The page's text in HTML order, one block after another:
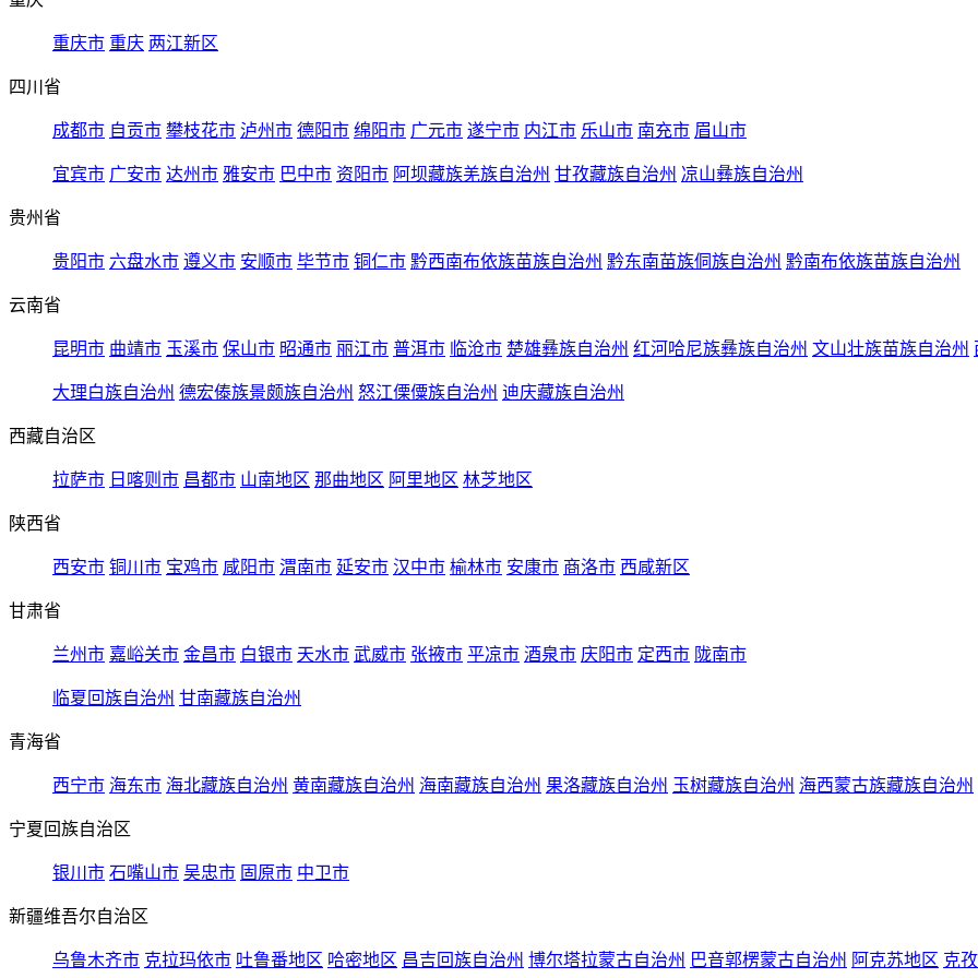
重庆市 重庆 两江新区
四川省
成都市 自贡市 攀枝花市 泸州市 德阳市 绵阳市 广元市 遂宁市 内江市 乐山市 南充市 眉山市
宜宾市 广安市 达州市 雅安市 巴中市 资阳市 阿坝藏族羌族自治州 甘孜藏族自治州 凉山彝族自治州
贵州省
贵阳市 六盘水市 遵义市 安顺市 毕节市 铜仁市 黔西南布依族苗族自治州 黔东南苗族侗族自治州 黔南布依族苗族自治州
云南省
昆明市 曲靖市 玉溪市 保山市 昭通市 丽江市 普洱市 临沧市 楚雄彝族自治州 红河哈尼族彝族自治州 文山壮族苗族自治州
大理白族自治州 德宏傣族景颇族自治州 怒江傈僳族自治州 迪庆藏族自治州
西藏自治区
拉萨市 日喀则市 昌都市 山南地区 那曲地区 阿里地区 林芝地区
陕西省
西安市 铜川市 宝鸡市 咸阳市 渭南市 延安市 汉中市 榆林市 安康市 商洛市 西咸新区
甘肃省
兰州市 嘉峪关市 金昌市 白银市 天水市 武威市 张掖市 平凉市 酒泉市 庆阳市 定西市 陇南市
临夏回族自治州 甘南藏族自治州
青海省
西宁市 海东市 海北藏族自治州 黄南藏族自治州 海南藏族自治州 果洛藏族自治州 玉树藏族自治州 海西蒙古族藏族自治州
宁夏回族自治区
银川市 石嘴山市 吴忠市 固原市 中卫市
新疆维吾尔自治区
乌鲁木齐市 克拉玛依市 吐鲁番地区 哈密地区 昌吉回族自治州 博尔塔拉蒙古自治州 巴音郭楞蒙古自治州 阿克苏地区 克